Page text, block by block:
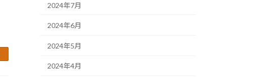
2024年7月
2024年6月
2024年5月
2024年4月